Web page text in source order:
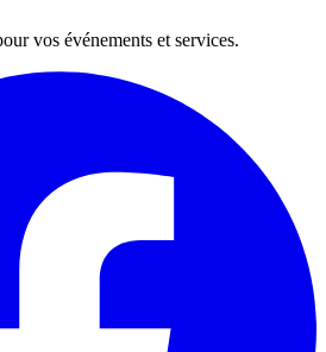
vos événements et services.